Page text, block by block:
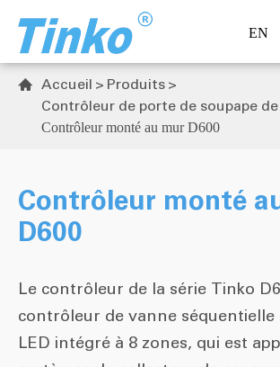
EN
 Accueil
Produits
Contrôleur de porte de soupape
Contrôleur monté au mur D600
Contrôleur monté
D600
Le contrôleur de la série Tinko
contrôleur de vanne séquentielle
LED intégré à 8 zones, qui est